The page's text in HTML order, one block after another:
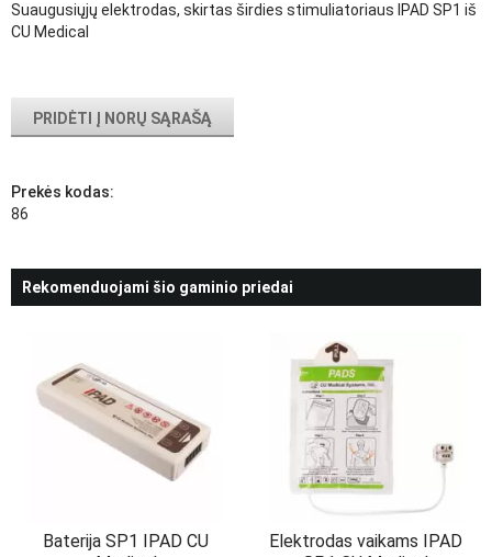
Suaugusiųjų elektrodas, skirtas širdies stimuliatoriaus IPAD SP1 iš
CU Medical
PRIDĖTI Į NORŲ SĄRAŠĄ
Prekės kodas:
86
Rekomenduojami šio gaminio priedai
Baterija SP1 IPAD CU
Elektrodas vaikams IPAD